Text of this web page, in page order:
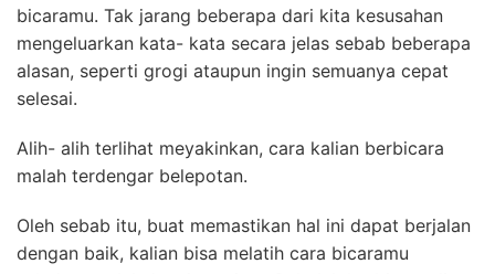
bicaramu. Tak jarang beberapa dari kita kesusahan
mengeluarkan kata- kata secara jelas sebab beberapa
alasan, seperti grogi ataupun ingin semuanya cepat
selesai.
Alih- alih terlihat meyakinkan, cara kalian berbicara
malah terdengar belepotan.
Oleh sebab itu, buat memastikan hal ini dapat berjalan
dengan baik, kalian bisa melatih cara bicaramu